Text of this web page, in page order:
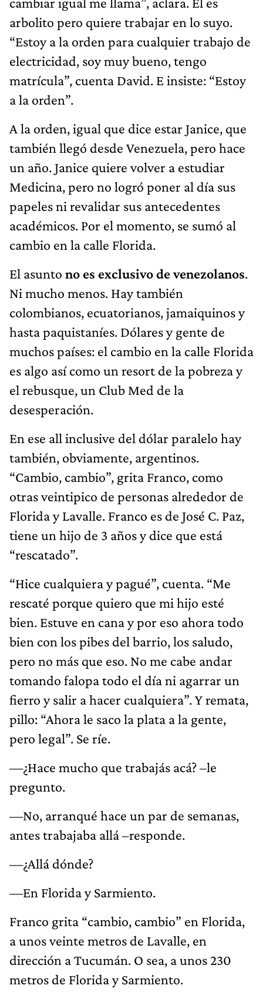
arbolito pero quiere trabajar en lo suyo.
“Estoy a la orden para cualquier trabajo de
electricidad, soy muy bueno, tengo
matrícula”, cuenta David. E insiste: “Estoy
a la orden”.
A la orden, igual que dice estar Janice, que
también llegó desde Venezuela, pero hace
un año. Janice quiere volver a estudiar
Medicina, pero no logró poner al día sus
papeles ni revalidar sus antecedentes
académicos. Por el momento, se sumó al
cambio en la calle Florida.
El asunto no es exclusivo de venezolanos.
Ni mucho menos. Hay también
colombianos, ecuatorianos, jamaiquinos y
hasta paquistaníes. Dólares y gente de
muchos países: el cambio en la calle Florida
es algo así como un resort de la pobreza y
el rebusque, un Club Med de la
desesperación.
En ese all inclusive del dólar paralelo hay
también, obviamente, argentinos.
“Cambio, cambio”, grita Franco, como
otras veintipico de personas alrededor de
Florida y Lavalle. Franco es de José C. Paz,
tiene un hijo de 3 años y dice que está
“rescatado”.
“Hice cualquiera y pagué”, cuenta. “Me
rescaté porque quiero que mi hijo esté
bien. Estuve en cana y por eso ahora todo
bien con los pibes del barrio, los saludo,
pero no más que eso. No me cabe andar
tomando falopa todo el día ni agarrar un
fierro y salir a hacer cualquiera”. Y remata,
pillo: “Ahora le saco la plata a la gente,
pero legal”. Se ríe.
—¿Hace mucho que trabajás acá? –le
pregunto.
—No, arranqué hace un par de semanas,
antes trabajaba allá –responde.
—¿Allá dónde?
—En Florida y Sarmiento.
Franco grita “cambio, cambio” en Florida,
a unos veinte metros de Lavalle, en
dirección a Tucumán. O sea, a unos 230
metros de Florida y Sarmiento.